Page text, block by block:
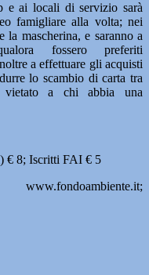
e ai locali di servizio sarà
famigliare alla volta; nei
mascherina, e saranno a
fossero preferiti
a effettuare gli acquisti
lo scambio di carta tra
vietato a chi abbia una
€ 8; Iscritti FAI € 5